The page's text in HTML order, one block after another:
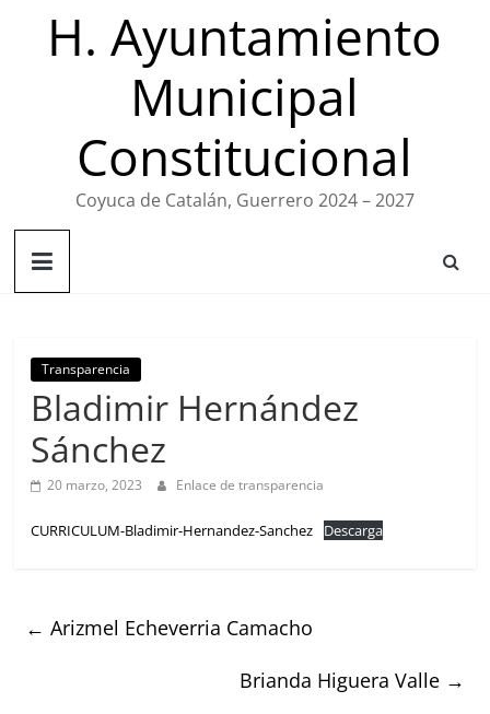
H. Ayuntamiento
Municipal
Constitucional
Coyuca de Catalán, Guerrero 2024 – 2027
Transparencia
Bladimir Hernández
Sánchez
20 marzo, 2023 Enlace de transparencia
CURRICULUM-Bladimir-Hernandez-Sanchez Descarga
← Arizmel Echeverria Camacho
Brianda Higuera Valle →